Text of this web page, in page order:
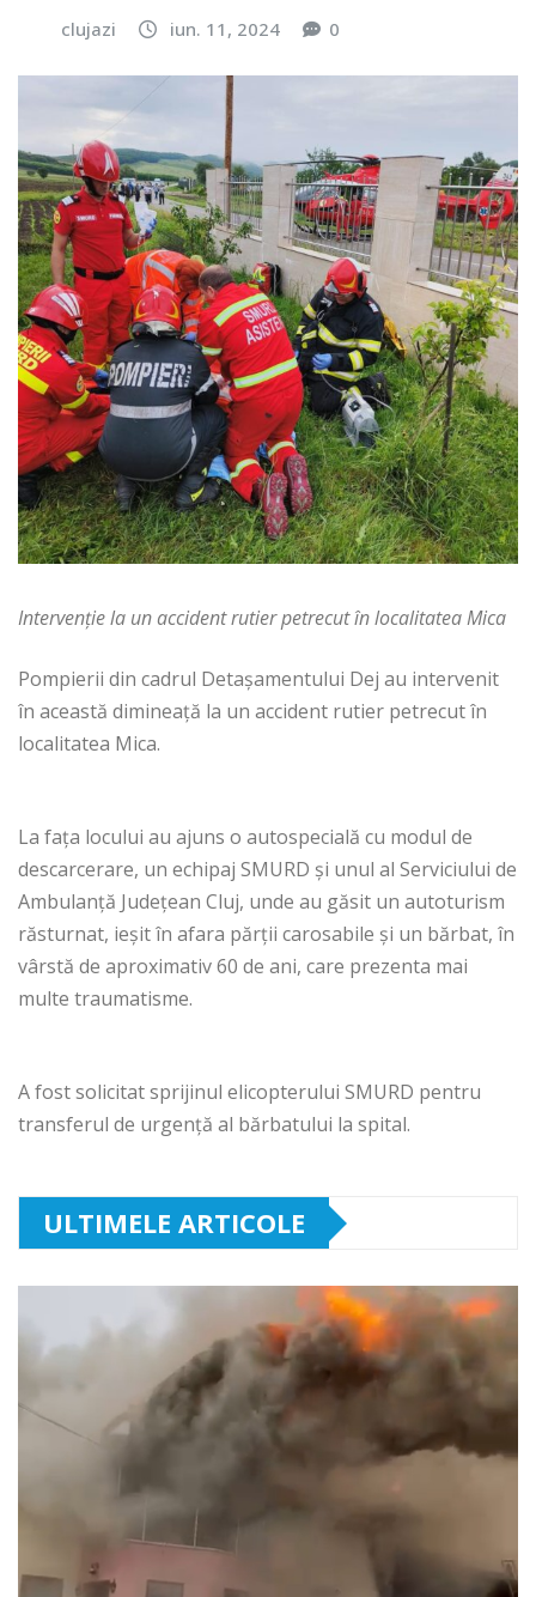
clujazi iun. 11, 2024 0
Intervenție la un accident rutier petrecut în localitatea Mica
Pompierii din cadrul Detașamentului Dej au intervenit
în această dimineață la un accident rutier petrecut în
localitatea Mica.
La fața locului au ajuns o autospecială cu modul de
descarcerare, un echipaj SMURD și unul al Serviciului de
Ambulanță Județean Cluj, unde au găsit un autoturism
răsturnat, ieșit în afara părții carosabile și un bărbat, în
vârstă de aproximativ 60 de ani, care prezenta mai
multe traumatisme.
A fost solicitat sprijinul elicopterului SMURD pentru
transferul de urgență al bărbatului la spital.
ULTIMELE ARTICOLE